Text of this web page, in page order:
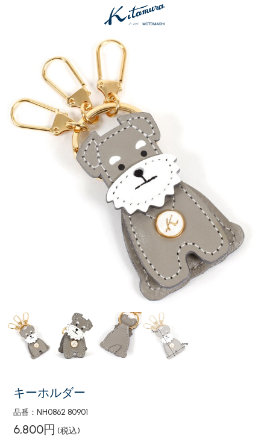
キーホルダー
品番：NH0862 80901
6,800円 (税込)